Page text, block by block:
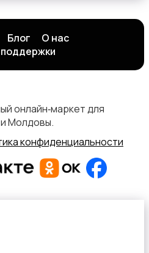
Блог
О нас
онлайн‑маркет для
Молдовы.
конфиденциальности